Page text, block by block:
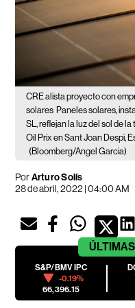
CRE alista proyecto con
solares Paneles solares,
SL, reflejan la luz del sol de
Oil Prix en Sant Joan Despi,
(Bloomberg/Angel Garcia)
PorArturo Solís
28 de abril, 2022 | 04:00 AM
ÚLTIMAS
S&P/BMV IPC
-0.19%
66,396.15